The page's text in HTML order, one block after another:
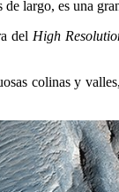
largo, es una
del High
colinas y